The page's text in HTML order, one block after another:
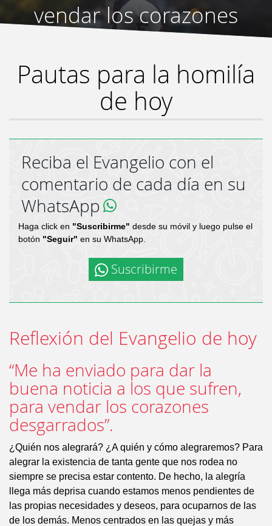
vendar los corazones
Pautas para la homilía
de hoy
Reciba el Evangelio con el
comentario de cada día en su
WhatsApp
Haga click en "Suscribirme" desde su móvil y luego pulse el
botón "Seguir" en su WhatsApp.
Suscribirme
Reflexión del Evangelio de hoy
“Me ha enviado para dar la
buena noticia a los que sufren,
para vendar los corazones
desgarrados”.
¿Quién nos alegrará? ¿A quién y cómo alegraremos? Para
alegrar la existencia de tanta gente que nos rodea no
siempre se precisa estar contento. De hecho, la alegría
llega más deprisa cuando estamos menos pendientes de
las propias necesidades y deseos, para ocuparnos de las
de los demás. Menos centrados en las quejas y más